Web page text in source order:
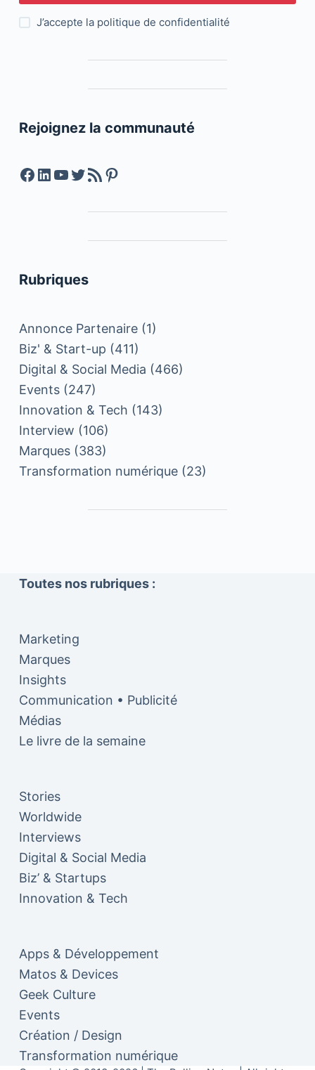
J’accepte la politique de confidentialité
Rejoignez la communauté
Facebook
LinkedIn
YouTube
Twitter
Feed RSSPinterest
Rubriques
Annonce Partenaire(1)
Biz' & Start-up (411)
Digital & Social Media (466)
Events(247)
Innovation & Tech (143)
Interview (106)
Marques(383)
Transformation numérique(23)
Toutes nos rubriques :
Marketing
Marques
Insights
Communication • Publicité
Médias
Le livre de la semaine
Stories
Worldwide
Interviews
Digital & Social Media
Biz’ & Startups
Innovation & Tech
Apps & Développement
Matos & Devices
Geek Culture
Events
Création / Design
Transformation numérique